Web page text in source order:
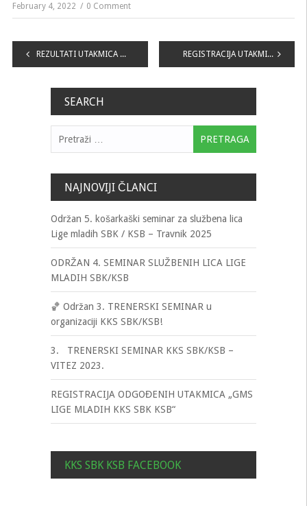
February 4, 2022 0 Comment
Navigacija
REZULTATI UTAKMICA VIII. KOLA „LIGE MLADIH KKS SBK KSB“ REGISTRACIJA UTAKMICA IX. KOLA „LIGE MLADIH KKS SBK KSB“
SEARCH
NAJNOVIJI ČLANCI
Održan 5. košarkaški seminar za službena lica
Lige mladih SBK / KSB – Travnik 2025
ODRŽAN 4. SEMINAR SLUŽBENIH LICA LIGE
MLADIH SBK/KSB
🏀 Održan 3. TRENERSKI SEMINAR u
organizaciji KKS SBK/KSB!
3. TRENERSKI SEMINAR KKS SBK/KSB –
VITEZ 2023.
REGISTRACIJA ODGOĐENIH UTAKMICA „GMS
LIGE MLADIH KKS SBK KSB“
KKS SBK KSB FACEBOOK